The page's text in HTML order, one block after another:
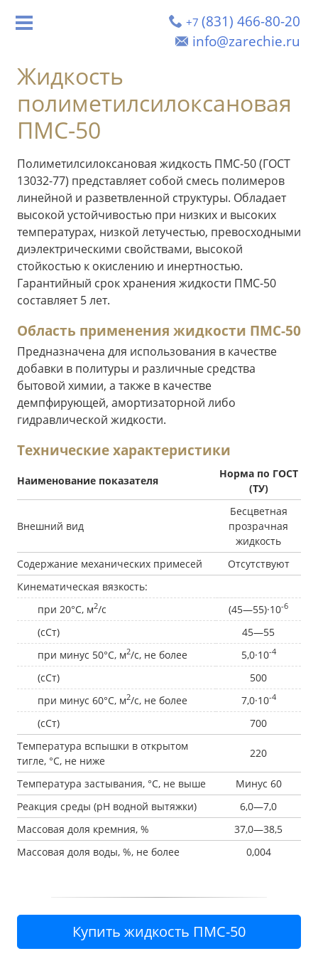
+7 (831) 466-80-20
info@zarechie.ru
Жидкость
полиметилсилоксановая
ПМС-50
Полиметилсилоксановая жидкость ПМС-50 (ГОСТ
13032-77) представляет собой смесь полимеров
линейной и разветвленной структуры. Обладает
высокой устойчивостью при низких и высоких
температурах, низкой летучестью, превосходными
диэлектрическими свойствами, высокой
стойкостью к окислению и инертностью.
Гарантийный срок хранения жидкости ПМС-50
составляет 5 лет.
Область применения жидкости ПМС-50
Предназначена для использования в качестве
добавки в политуры и различные средства
бытовой химии, а также в качестве
демпфирующей, амортизаторной либо
гидравлической жидкости.
Технические характеристики
Наименование показателя
Норма по ГОСТ
(ТУ)
Внешний вид
Бесцветная
прозрачная
жидкость
Содержание механических примесей
Отсутствуют
Кинематическая вязкость:
при 20°С, м2/с (45—55)·10-6
(сСт)
45—55
при минус 50°С, м2/с, не более 5,0·10-4
(сСт)
500
при минус 60°С, м2/с, не более 7,0·10-4
(сСт)
700
Температура вспышки в открытом
тигле, °С, не ниже
220
Температура застывания, °С, не выше
Минус 60
Реакция среды (рН водной вытяжки)
6,0—7,0
Массовая доля кремния, %
37,0—38,5
Массовая доля воды, %, не более
0,004